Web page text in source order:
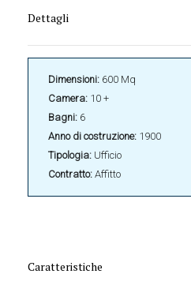
Dettagli
Dimensioni: 600 Mq
Camera: 10 +
Bagni: 6
Anno di costruzione: 1900
Tipologia: Ufficio
Contratto: Affitto
Caratteristiche